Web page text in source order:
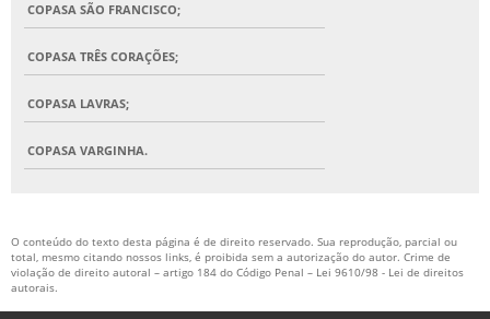
COPASA SÃO FRANCISCO;
COPASA TRÊS CORAÇÕES;
COPASA LAVRAS;
COPASA VARGINHA.
O conteúdo do texto desta página é de direito reservado. Sua reprodução, parcial ou
total, mesmo citando nossos links, é proibida sem a autorização do autor. Crime de
violação de direito autoral – artigo 184 do Código Penal – Lei 9610/98 - Lei de direitos
autorais.